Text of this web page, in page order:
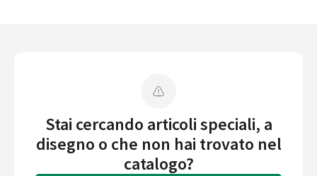
Stai cercando articoli speciali, a
disegno o che non hai trovato nel
catalogo?